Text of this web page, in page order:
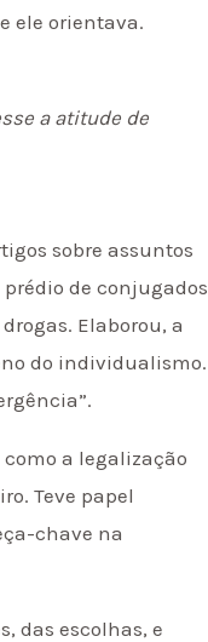
ele orientava.
a atitude de
sobre assuntos
de conjugados
Elaborou, a
do individualismo.
a legalização
Teve papel
chave na
das escolhas, e